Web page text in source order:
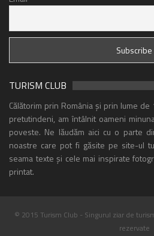
TURISM CLUB
Călătorim prin România și prin lume
pretutindeni, am întâlnit oameni
poveste. Ne lăudăm aici cu o parte
noastre care pot fi găsite pe site-ul
seama texte și cele mai inspirate
printat.
© 2015 Turism Club - Singurul ziar de
rezervate